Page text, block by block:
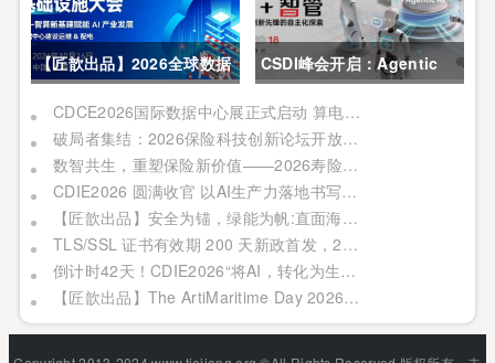
供应链
【匠歆出品】2026全球数据
中心基础设施大会首发｜院
士领衔，100+头部企业已确
认，500人齐聚上海
CSDI峰会开启：Agentic
AI 落地应用的黄金期，智能
系统重塑生产力
CDCE2026国际数据中心展正式启动 算电协同驱动产业升级 搭建全球合作平台
破局者集结：2026保险科技创新论坛开放“数智共生”最佳实践案例征集
数智共生，重塑保险新价值——2026寿险&财险科技创新论坛即将启幕
CDIE2026 圆满收官 以AI生产力落地书写数字化转型新答卷
【匠歆出品】安全为锚，绿能为帆:直面海事网络安全与绿色航运的双重挑战@The ArtiMaritime Day 2026匠歆海事攻坚日 | 5月29日·上海
TLS/SSL 证书有效期 200 天新政首发，2026 亚数TrustAsia CaaS 2.0 发布会邀您见证！
倒计时42天！CDIE2026“将AI，转化为生产力”峰会启幕在即！
【匠歆出品】The ArtiMaritime Day 2026匠歆海事攻坚日 | 5月28日·上海